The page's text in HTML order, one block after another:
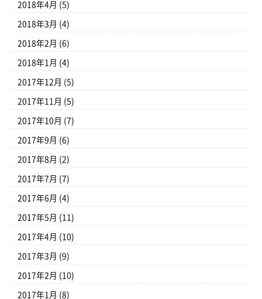
2018年4月 (5)
2018年3月 (4)
2018年2月 (6)
2018年1月 (4)
2017年12月 (5)
2017年11月 (5)
2017年10月 (7)
2017年9月 (6)
2017年8月 (2)
2017年7月 (7)
2017年6月 (4)
2017年5月 (11)
2017年4月 (10)
2017年3月 (9)
2017年2月 (10)
2017年1月 (8)